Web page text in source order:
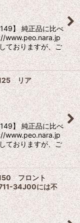
】 純正品に比べ
www.peo.nara.jp
ておりますが、ご
リア
】 純正品に比べ
www.peo.nara.jp
ておりますが、ご
フロント
34J00には不